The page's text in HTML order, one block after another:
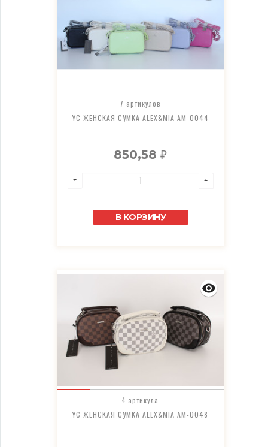
7 артикулов
YC ЖЕНСКАЯ СУМКА ALEX&MIA AM-0044
850,58₽
В КОРЗИНУ
4 артикула
YC ЖЕНСКАЯ СУМКА ALEX&MIA AM-0048